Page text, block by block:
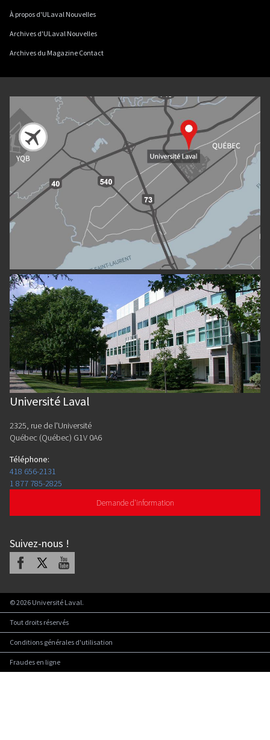
À propos d'ULaval Nouvelles
Archives d'ULaval Nouvelles
Archives du Magazine Contact
Université Laval
2325, rue de l'Université
Québec (Québec) G1V 0A6
Téléphone:
418 656-2131
1 877 785-2825
Demande d'information
Suivez-nous !
Facebook Youtube
©2026 Université Laval.
Tout droits réservés
Conditions générales d'utilisation
Fraudes en ligne